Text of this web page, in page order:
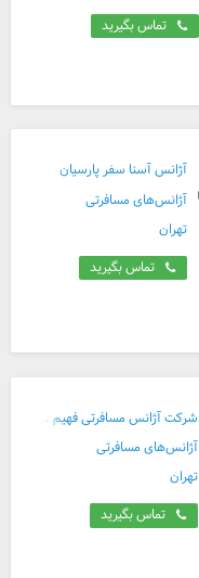
تماس بگیرید
آژانس آسنا سفر پارسیان
آژانس‌های مسافرتی
تهران
تماس بگیرید
شرکت آژانس مسافرتی فهیم ...
آژانس‌های مسافرتی
تهران
تماس بگیرید